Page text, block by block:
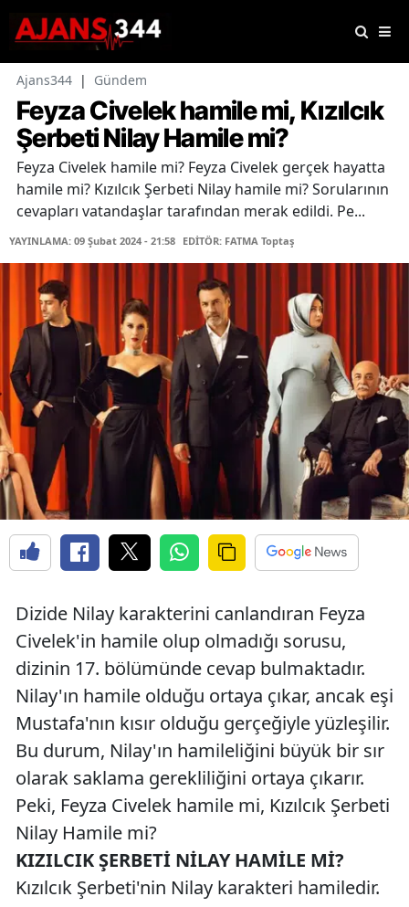
Ajans344 | Gündem
Feyza Civelek hamile mi, Kızılcık
Şerbeti Nilay Hamile mi?
Feyza Civelek hamile mi? Feyza Civelek gerçek hayatta
hamile mi? Kızılcık Şerbeti Nilay hamile mi? Sorularının
cevapları vatandaşlar tarafından merak edildi. Pe...
YAYINLAMA: 09 Şubat 2024 - 21:58 EDİTÖR: FATMA Toptaş
Dizide Nilay karakterini canlandıran Feyza
Civelek'in hamile olup olmadığı sorusu,
dizinin 17. bölümünde cevap bulmaktadır.
Nilay'ın hamile olduğu ortaya çıkar, ancak eşi
Mustafa'nın kısır olduğu gerçeğiyle yüzleşilir.
Bu durum, Nilay'ın hamileliğini büyük bir sır
olarak saklama gerekliliğini ortaya çıkarır.
Peki, Feyza Civelek hamile mi, Kızılcık Şerbeti
Nilay Hamile mi?
KIZILCIK ŞERBETİ NİLAY HAMİLE Mİ?
Kızılcık Şerbeti'nin Nilay karakteri hamiledir.